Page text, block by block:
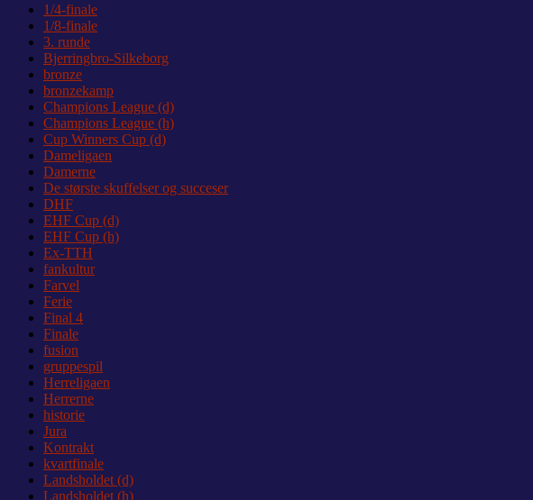
1/4-finale
1/8-finale
3. runde
Bjerringbro-Silkeborg
bronze
bronzekamp
Champions League (d)
Champions League (h)
Cup Winners Cup (d)
Dameligaen
Damerne
De største skuffelser og succeser
DHF
EHF Cup (d)
EHF Cup (h)
Ex-TTH
fankultur
Farvel
Ferie
Final 4
Finale
fusion
gruppespil
Herreligaen
Herrerne
historie
Jura
Kontrakt
kvartfinale
Landsholdet (d)
Landsholdet (h)